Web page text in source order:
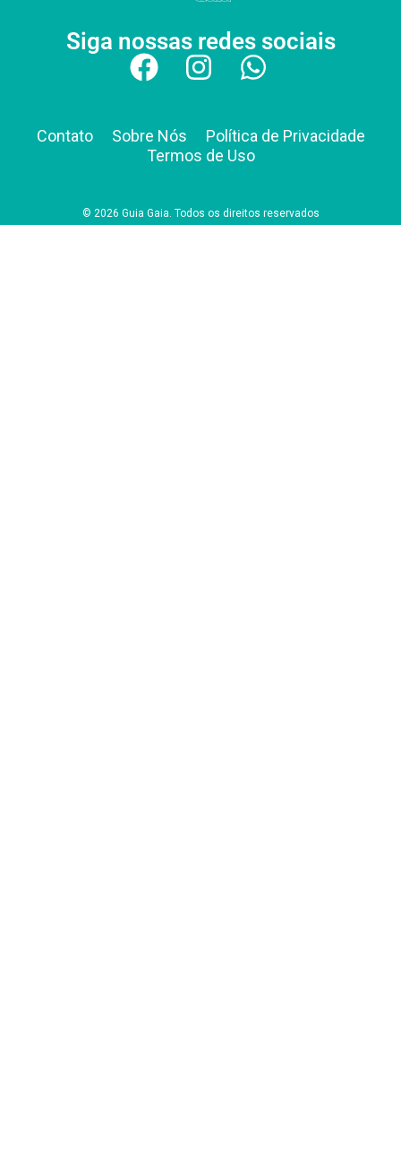
Siga nossas redes sociais
Contato Sobre Nós
Política de Privacidade
Termos de Uso
© 2026 Guia Gaia. Todos os direitos reservados